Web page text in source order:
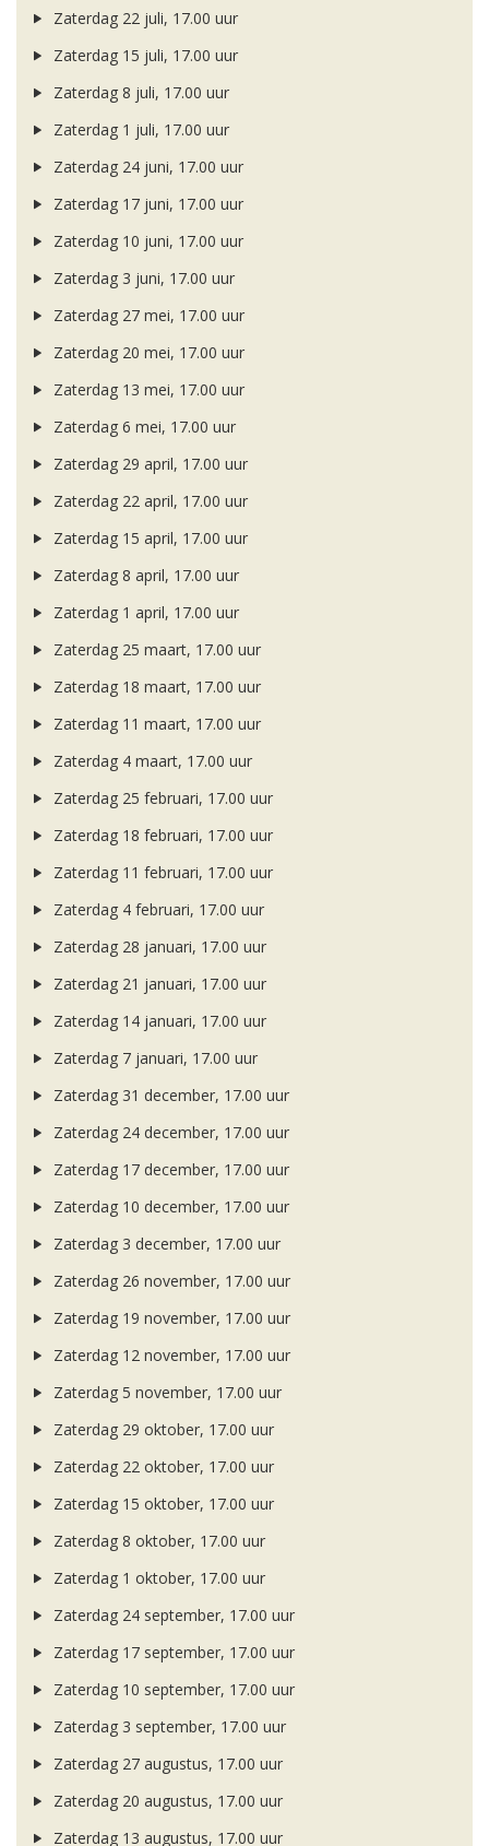
Zaterdag 22 juli, 17.00 uur
Zaterdag 15 juli, 17.00 uur
Zaterdag 8 juli, 17.00 uur
Zaterdag 1 juli, 17.00 uur
Zaterdag 24 juni, 17.00 uur
Zaterdag 17 juni, 17.00 uur
Zaterdag 10 juni, 17.00 uur
Zaterdag 3 juni, 17.00 uur
Zaterdag 27 mei, 17.00 uur
Zaterdag 20 mei, 17.00 uur
Zaterdag 13 mei, 17.00 uur
Zaterdag 6 mei, 17.00 uur
Zaterdag 29 april, 17.00 uur
Zaterdag 22 april, 17.00 uur
Zaterdag 15 april, 17.00 uur
Zaterdag 8 april, 17.00 uur
Zaterdag 1 april, 17.00 uur
Zaterdag 25 maart, 17.00 uur
Zaterdag 18 maart, 17.00 uur
Zaterdag 11 maart, 17.00 uur
Zaterdag 4 maart, 17.00 uur
Zaterdag 25 februari, 17.00 uur
Zaterdag 18 februari, 17.00 uur
Zaterdag 11 februari, 17.00 uur
Zaterdag 4 februari, 17.00 uur
Zaterdag 28 januari, 17.00 uur
Zaterdag 21 januari, 17.00 uur
Zaterdag 14 januari, 17.00 uur
Zaterdag 7 januari, 17.00 uur
Zaterdag 31 december, 17.00 uur
Zaterdag 24 december, 17.00 uur
Zaterdag 17 december, 17.00 uur
Zaterdag 10 december, 17.00 uur
Zaterdag 3 december, 17.00 uur
Zaterdag 26 november, 17.00 uur
Zaterdag 19 november, 17.00 uur
Zaterdag 12 november, 17.00 uur
Zaterdag 5 november, 17.00 uur
Zaterdag 29 oktober, 17.00 uur
Zaterdag 22 oktober, 17.00 uur
Zaterdag 15 oktober, 17.00 uur
Zaterdag 8 oktober, 17.00 uur
Zaterdag 1 oktober, 17.00 uur
Zaterdag 24 september, 17.00 uur
Zaterdag 17 september, 17.00 uur
Zaterdag 10 september, 17.00 uur
Zaterdag 3 september, 17.00 uur
Zaterdag 27 augustus, 17.00 uur
Zaterdag 20 augustus, 17.00 uur
Zaterdag 13 augustus, 17.00 uur